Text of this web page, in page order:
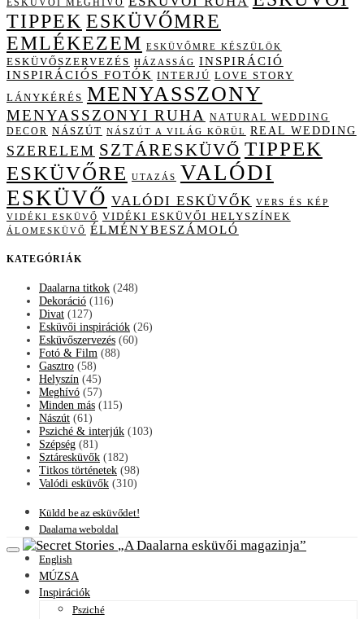
ESKÜVŐI MEGHÍVÓ
TIPPEK ESKÜVŐMRE
EMLÉKEZEM ESKÜVŐMRE KÉSZÜLÖK
ESKÜVŐSZERVEZÉS HÁZASSÁG INSPIRÁCIÓ
INSPIRÁCIÓS FOTÓK INTERJÚ LOVE STORY
LÁNYKÉRÉS MENYASSZONY
MENYASSZONYI RUHA
NATURAL WEDDING
DECOR NÁSZÚT NÁSZÚT A VILÁG KÖRÜL REAL WEDDING
SZERELEM SZTÁRESKÜVŐ TIPPEK
ESKÜVŐRE
UTAZÁS VALÓDI
ESKÜVŐ VALÓDI ESKÜVŐK VERS ÉS KÉP
VIDÉKI ESKÜVŐ VIDÉKI ESKÜVŐI HELYSZÍNEK
ÁLOMESKÜVŐ ÉLMÉNYBESZÁMOLÓ
KATEGÓRIÁK
Daalarna titkok (248)
Dekoráció (116)
Divat (127)
Esküvői inspirációk (26)
Esküvőszervezés (60)
Fotó & Film (88)
Gasztro (58)
Helyszín (45)
Meghívó (57)
Minden más (115)
Nászút (61)
Psziché & interjúk (103)
Szépség (81)
Sztáresküvők (182)
Titkos történetek (98)
Valódi esküvők (310)
Küldd be az esküvődet!
Daalarna weboldal
English
A Daalarna esküvői magazinja
MÚZSA
Inspirációk
Psziché